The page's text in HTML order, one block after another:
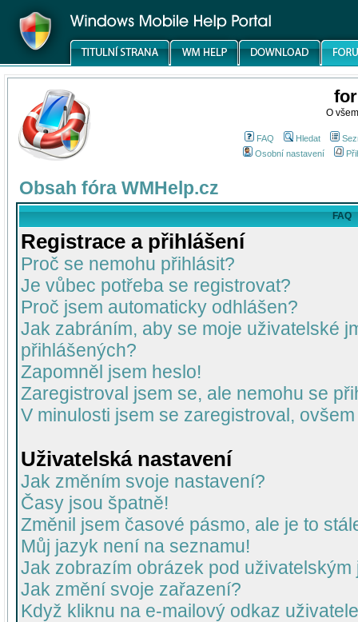
O
FAQ Hledat
Osobní nastavení
Obsah fóra WMHelp.cz
FAQ
Registrace a přihlášení
Proč se nemohu přihlásit?
Je vůbec potřeba se registrovat?
Proč jsem automaticky odhlášen?
Jak zabráním, aby se moje uživatelské
přihlášených?
Zapomněl jsem heslo!
Zaregistroval jsem se, ale nemohu se
V minulosti jsem se zaregistroval,
Uživatelská nastavení
Jak změním svoje nastavení?
Časy jsou špatně!
Změnil jsem časové pásmo, ale je to
Můj jazyk není na seznamu!
Jak zobrazím obrázek pod uživatelským
Jak změní svoje zařazení?
Když kliknu na e-mailový odkaz